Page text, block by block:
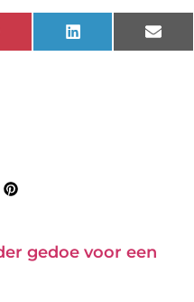
LinkedIn
gedoe voor een